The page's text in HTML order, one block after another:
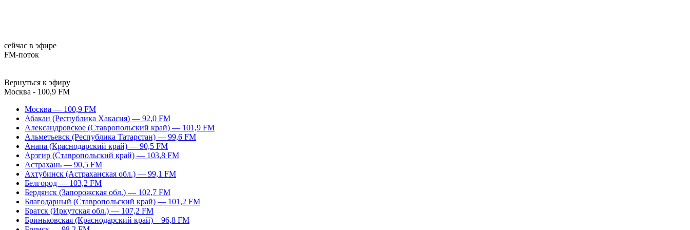
сейчас в эфире
FM-поток
Вернуться к эфиру
Москва - 100,9 FM
Москва — 100,9 FM
Абакан (Республика Хакасия) — 92,0 FM
Александровское (Ставропольский край) — 101,9 FM
Альметьевск (Республика Татарстан) — 99,6 FM
Анапа (Краснодарский край) — 90,5 FM
Арзгир (Ставропольский край) — 103,8 FM
Астрахань — 90,5 FM
Ахтубинск (Астраханская обл.) — 99,1 FM
Белгород — 103,2 FM
Бердянск (Запорожская обл.) — 102,7 FM
Благодарный (Ставропольский край) — 101,2 FM
Братск (Иркутская обл.) — 107,2 FM
Бриньковская (Краснодарский край) – 96,8 FM